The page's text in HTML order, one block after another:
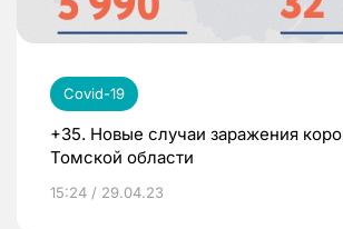
Covid-19
+35. Новые случаи заражения
Томской области
15:24 / 29.04.23